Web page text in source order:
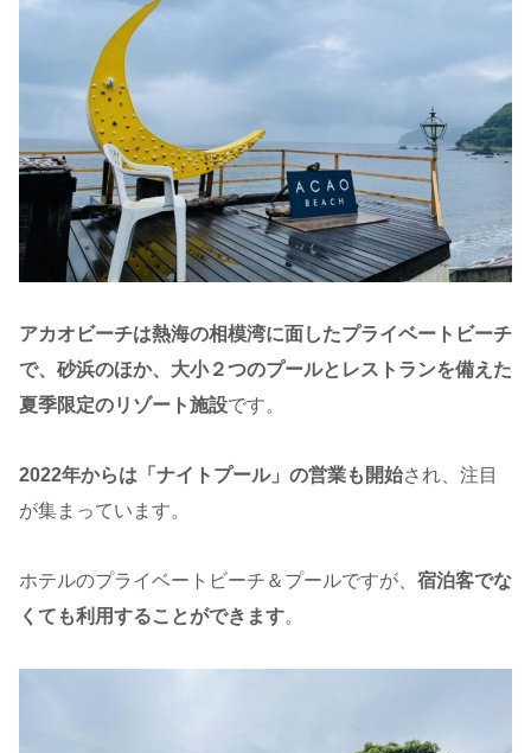
アカオビーチは熱海の相模湾に面したプライベートビーチ
で、砂浜のほか、大小２つのプールとレストランを備えた
夏季限定のリゾート施設です。
2022年からは「ナイトプール」の営業も開始され、注目
が集まっています。
ホテルのプライベートビーチ＆プールですが、 宿泊客でな
くても利用することができます。